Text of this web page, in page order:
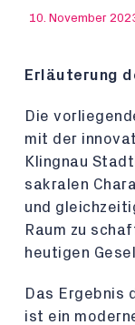
10. November
Erläuterung
Die
mit der
Klingnau
sakralen
und
Raum zu
heutigen
Das Ergebnis
ist ein